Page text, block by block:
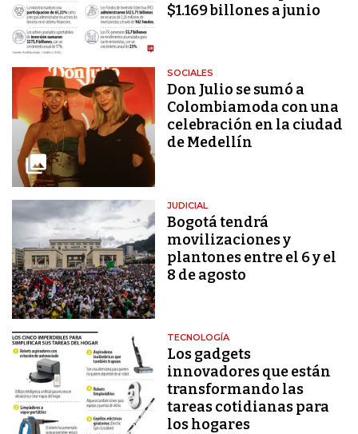
$1.169 billones a junio
SOCIALES
Don Julio se sumó a
Colombiamoda con una
celebración en la ciudad
de Medellín
JUDICIAL
Bogotá tendrá
movilizaciones y
plantones entre el 6 y el
8 de agosto
TECNOLOGÍA
Los gadgets
innovadores que están
transformando las
tareas cotidianas para
los hogares